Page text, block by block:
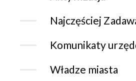
Najczęściej
Komunikaty
Władze miasta